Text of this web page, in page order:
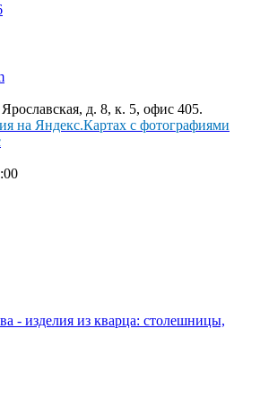
д. 8, к. 5, офис 405.
на Яндекс.Картах с фотографиями